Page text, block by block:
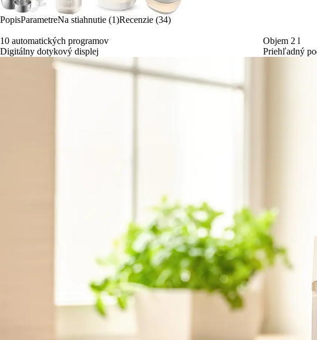
PopisParametreNa stiahnutie (1)Recenzie (34)
10 automatických programov
Objem 2 l
Digitálny dotykový displej
Priehľadný